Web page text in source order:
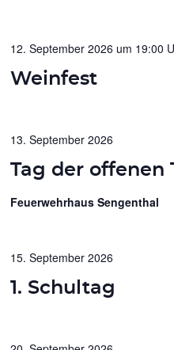
Weinfest
12. September 2026 um 19:00
Tag der offenen
13. September 2026
Feuerwehrhaus Sengenthal
1. Schultag
15. September 2026